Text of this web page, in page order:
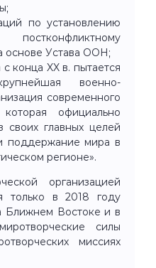
по установлению
основе Устава ООН;
конца XX в. пытается
военно-
современного
официально
главных целей
поддержание мира в
регионе».
организацией
только в 2018 году
Ближнем Востоке и в
силы
миссиях